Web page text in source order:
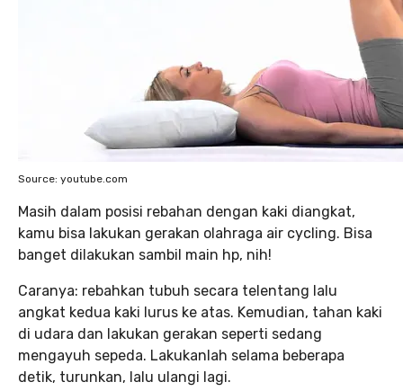
Source: youtube.com
Masih dalam posisi rebahan dengan kaki diangkat,
kamu bisa lakukan gerakan olahraga air cycling. Bisa
banget dilakukan sambil main hp, nih!
Caranya: rebahkan tubuh secara telentang lalu
angkat kedua kaki lurus ke atas. Kemudian, tahan kaki
di udara dan lakukan gerakan seperti sedang
mengayuh sepeda. Lakukanlah selama beberapa
detik, turunkan, lalu ulangi lagi.